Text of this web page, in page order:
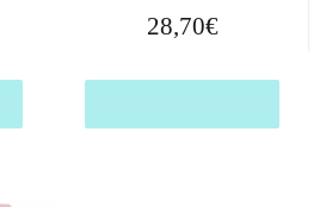
28,70€